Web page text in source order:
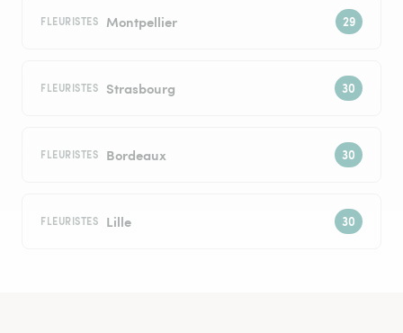
FLEURISTES Montpellier
FLEURISTES Strasbourg
FLEURISTES Bordeaux
FLEURISTES Lille